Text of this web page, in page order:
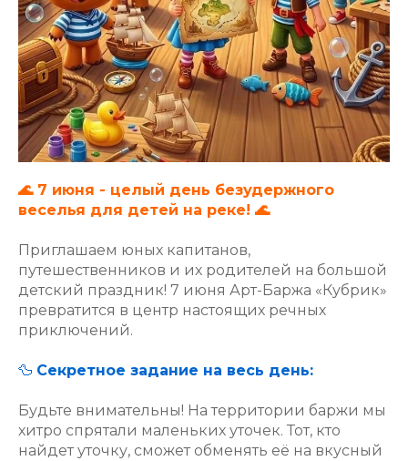
🌊 7 июня - целый день безудержного
веселья для детей на реке! 🌊
Приглашаем юных капитанов,
путешественников и их родителей на большой
детский праздник! 7 июня Арт-Баржа «Кубрик»
превратится в центр настоящих речных
приключений.
🦆 Секретное задание на весь день:
Будьте внимательны! На территории баржи мы
хитро спрятали маленьких уточек. Тот, кто
найдет уточку, сможет обменять её на вкусный